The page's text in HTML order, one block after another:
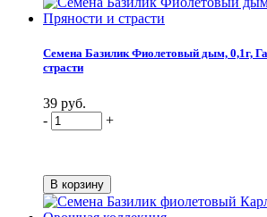
Семена Базилик Фиолетовый дым, 0,1г,
страсти
39 руб.
-
+